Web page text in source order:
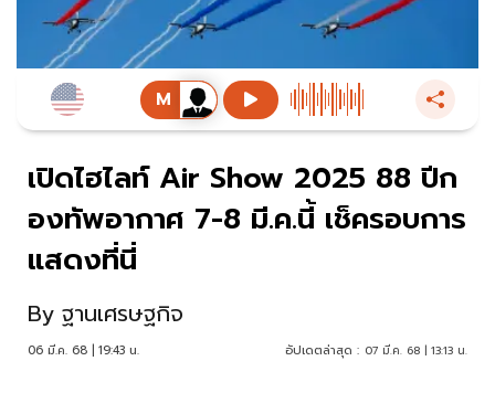
เปิดไฮไลท์ Air Show 2025 88 ปีก
องทัพอากาศ 7-8 มี.ค.นี้ เช็ครอบการ
แสดงที่นี่
By ฐานเศรษฐกิจ
06 มี.ค. 68 | 19:43 น. อัปเดตล่าสุด : 07 มี.ค. 68 | 13:13 น.